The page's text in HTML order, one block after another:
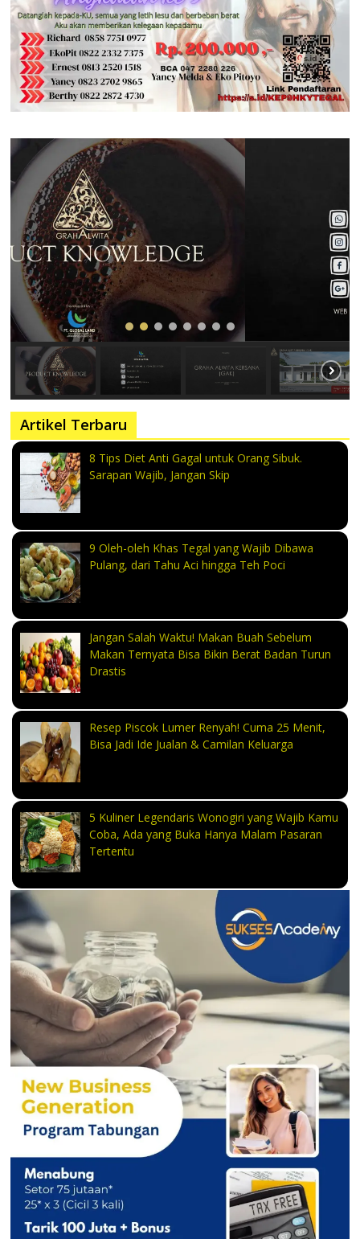
Artikel Terbaru
8 Tips Diet Anti Gagal untuk Orang Sibuk.
Sarapan Wajib, Jangan Skip
9 Oleh-oleh Khas Tegal yang Wajib Dibawa
Pulang, dari Tahu Aci hingga Teh Poci
Jangan Salah Waktu! Makan Buah Sebelum
Makan Ternyata Bisa Bikin Berat Badan Turun
Drastis
Resep Piscok Lumer Renyah! Cuma 25 Menit,
Bisa Jadi Ide Jualan & Camilan Keluarga
5 Kuliner Legendaris Wonogiri yang Wajib Kamu
Coba, Ada yang Buka Hanya Malam Pasaran
Tertentu